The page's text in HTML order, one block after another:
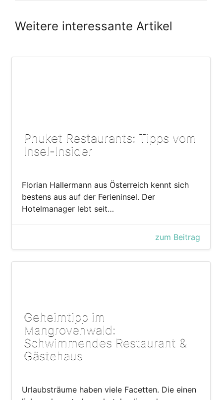
Weitere interessante Artikel
Phuket Restaurants: Tipps vom
Insel-Insider
Florian Hallermann aus Österreich kennt sich
bestens aus auf der Ferieninsel. Der
Hotelmanager lebt seit…
zum Beitrag
Geheimtipp im
Mangrovenwald:
Schwimmendes Restaurant &
Gästehaus
Urlaubsträume haben viele Facetten. Die einen